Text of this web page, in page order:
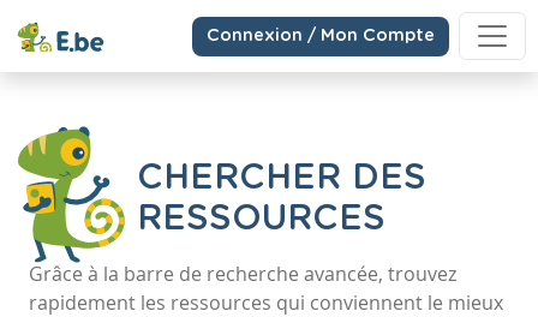
Connexion / Mon Compte
CHERCHER DES
RESSOURCES
Grâce à la barre de recherche avancée, trouvez
rapidement les ressources qui conviennent le mieux